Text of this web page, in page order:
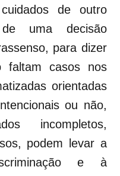
de outro
uma decisão
para dizer
casos nos
orientadas
ou não,
incompletos,
podem levar a
e à